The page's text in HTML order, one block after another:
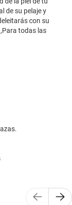
de su pelaje y
con su
todas las